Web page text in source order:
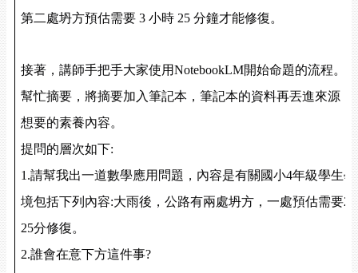
第二處坍方預估需要3 小時25 分鐘才能修復。
接著，講師手把手大家使用NotebookLM開始命題的流程。
幫忙摘要，將摘要加入筆記本，筆記本的資料再丟進來源
想要的素養內容。
提問的層次如下:
1.請幫我出一道數學應用問題，內容是有關國小4年級學生
境包括下列內容:大雨後，公路有兩處坍方，一處預估需要2
25分修復。
2.誰會在意下方這件事?